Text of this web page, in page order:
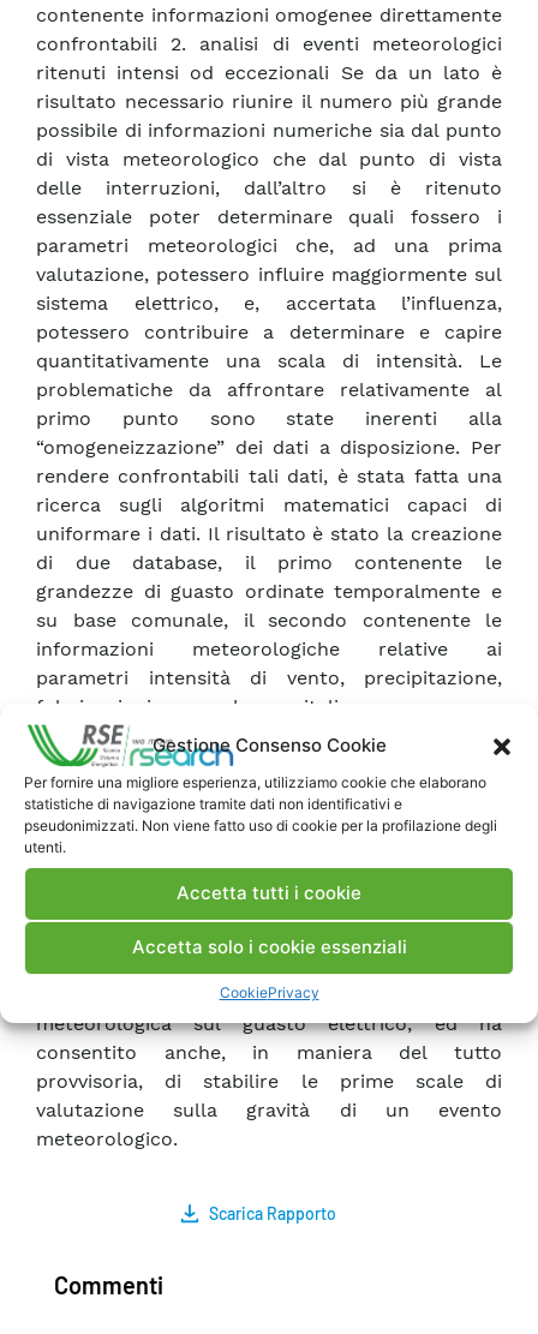
Gestione Consenso Cookie
Per fornire una migliore esperienza, utilizziamo cookie che elaborano
statistiche di navigazione tramite dati non identificativi e
pseudonimizzati. Non viene fatto uso di cookie per la profilazione degli
utenti.
Accetta tutti i cookie
Accetta solo i cookie essenziali
CookiePrivacy
contenente informazioni omogenee direttamente
confrontabili 2. analisi di eventi meteorologici
ritenuti intensi od eccezionali Se da un lato è
risultato necessario riunire il numero più grande
possibile di informazioni numeriche sia dal punto
di vista meteorologico che dal punto di vista
delle interruzioni, dall’altro si è ritenuto
essenziale poter determinare quali fossero i
parametri meteorologici che, ad una prima
valutazione, potessero influire maggiormente sul
sistema elettrico, e, accertata l’influenza,
potessero contribuire a determinare e capire
quantitativamente una scala di intensità. Le
problematiche da affrontare relativamente al
primo punto sono state inerenti alla
“omogeneizzazione” dei dati a disposizione. Per
rendere confrontabili tali dati, è stata fatta una
ricerca sugli algoritmi matematici capaci di
uniformare i dati. Il risultato è stato la creazione
di due database, il primo contenente le
grandezze di guasto ordinate temporalmente e
su base comunale, il secondo contenente le
informazioni meteorologiche relative ai
parametri intensità di vento, precipitazione,
fulminazioni, su base italiana, con una
risoluzione di 4 Km, e con base temporale
giornaliera. Tali database coprono un periodo
temporale di due anni, il 1999 ed il 2000.
Relativamente al secondo punto, è stato scelto
un periodo temporale corto, 3 mesi estivi,
relativo al 1998, e l’indagine è stata svolta su di
Piemonte. L’analisi su piccola scala ha permesso
quantitativo l’influenza della variabile
meteorologica sul guasto elettrico, ed ha
consentito anche, in maniera del tutto
provvisoria, di stabilire le prime scale di
valutazione sulla gravità di un evento
meteorologico.
Scarica Rapporto
Commenti